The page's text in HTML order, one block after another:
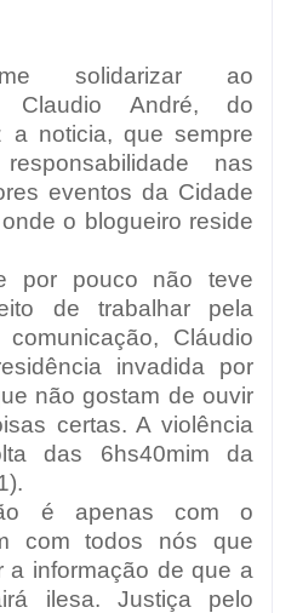
solidarizar ao
Claudio André, do
a noticia, que sempre
nas
eventos da Cidade
o blogueiro reside
por pouco não teve
de trabalhar pela
Cláudio
invadida por
não gostam de ouvir
certas. A violência
das 6hs40mim da
é apenas com o
com todos nós que
a informação de que a
ilesa. Justiça pelo